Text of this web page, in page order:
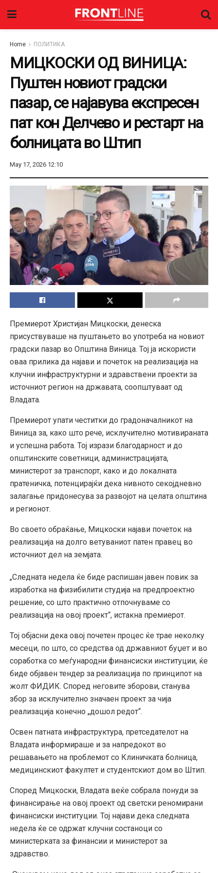
Home ПОЛИТИКА
МИЦКОСКИ ОД ВИНИЦА:
Пуштен новиот градски
пазар, се најавува експресен
пат кон Делчево и рестарт на
болницата во Штип
May 17, 2026 12:10
Премиерот Христијан Мицкоски, денеска
присуствуваше на пуштањето во употреба на новиот
градски пазар во Општина Виница. Тој ја искористи
оваа прилика да најави и почеток на реализација на
клучни инфраструктурни и здравствени проекти за
источниот регион на државата, соопштуваат од
Владата.
Премиерот упати честитки до градоначалникот на
Виница за, како што рече, исклучително мотивираната
и успешна работа. Тој изрази благодарност и до
општинските советници, администрацијата,
министерот за транспорт, како и до локалната
пратеничка, потенцирајќи дека нивното секојдневно
залагање придонесува за развојот на целата општина
и регионот.
Во своето обраќање, Мицкоски најави почеток на
реализација на долго ветуваниот патен правец во
источниот дел на земјата.
„Следната недела ќе биде распишан јавен повик за
изработка на физибилити студија на предпроектно
решение, со што практично отпочнуваме со
реализација на овој проект“, истакна премиерот.
Тој објасни дека овој почетен процес ќе трае неколку
месеци, по што, со средства од државниот буџет и во
соработка со меѓународни финансиски институции, ќе
биде објавен тендер за реализација по принципот на
жолт ФИДИК. Според неговите зборови, станува
збор за исклучително значаен проект за чија
реализација конечно „дошол редот“.
Освен патната инфраструктура, претседателот на
Владата информираше и за напредокот во
решавањето на проблемот со Клиничката болница,
медицинскиот факултет и студентскиот дом во Штип.
Според Мицкоски, Владата веќе собрала понуди за
финансирање на овој проект од светски реномирани
финансиски институции. Тој најави дека следната
недела ќе се одржат клучни состаноци со
министерката за финансии и министерот за
здравство.